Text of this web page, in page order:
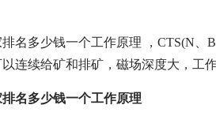
排名多少钱一个工作原理 ，CTS(N、
连续给矿和排矿，磁场深度大，工
名多少钱一个工作原理